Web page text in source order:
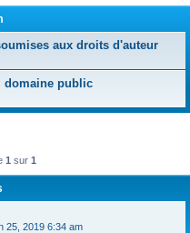
aux droits d'auteur
domaine public
1 sur 1
25, 2019 6:34 am